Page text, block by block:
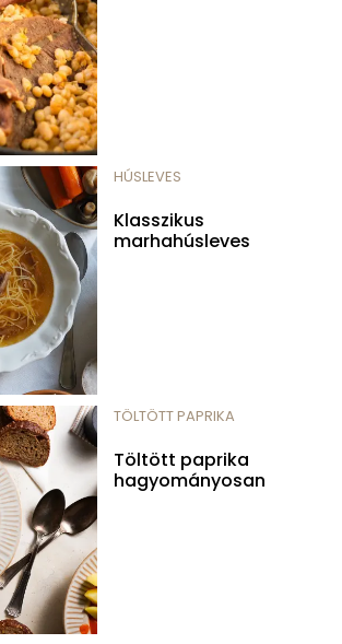
HÚSLEVES
Klasszikus
marhahúsleves
TÖLTÖTT PAPRIKA
Töltött paprika
hagyományosan